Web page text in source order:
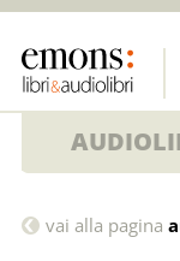
Alba
vai alla pagina